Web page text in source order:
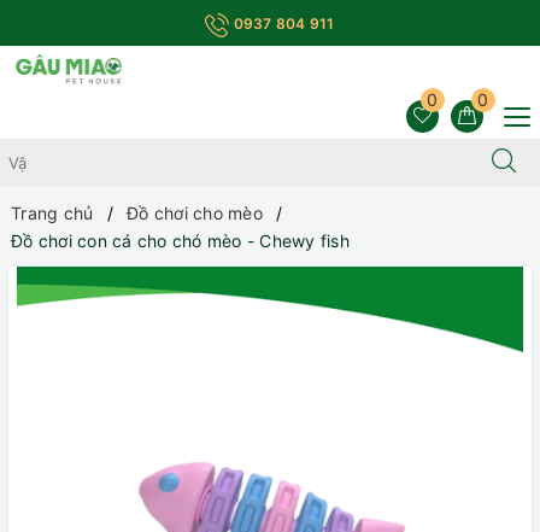
0937 804 911
0
0
Trang chủ
Đồ chơi cho mèo
Đồ chơi con cá cho chó mèo - Chewy fish